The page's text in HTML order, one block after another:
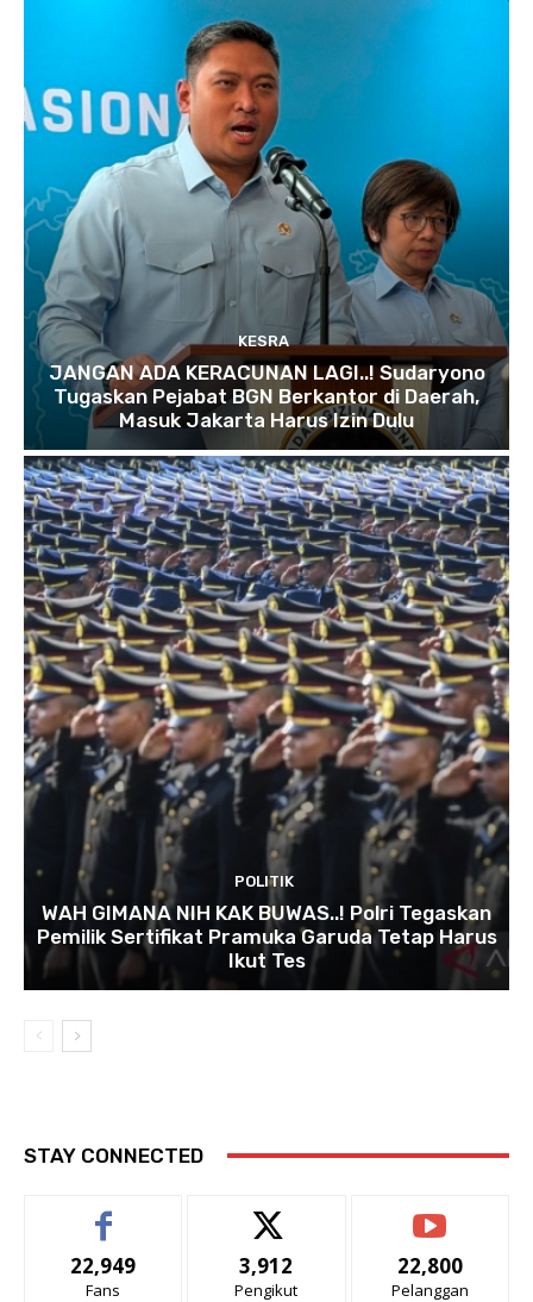
KESRA
JANGAN ADA KERACUNAN LAGI..! Sudaryono
Tugaskan Pejabat BGN Berkantor di Daerah,
Masuk Jakarta Harus Izin Dulu
POLITIK
WAH GIMANA NIH KAK BUWAS..! Polri Tegaskan
Pemilik Sertifikat Pramuka Garuda Tetap Harus
Ikut Tes
STAY CONNECTED
22,949
Fans
3,912
Pengikut
22,800
Pelanggan